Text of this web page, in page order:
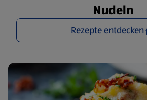
Nudeln
Rezepte entdecken